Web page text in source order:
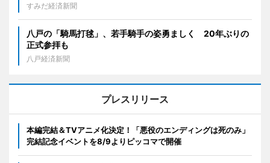
すみだ経済新聞
八戸の「騎馬打毬」、若手騎手の姿勇ましく 20年ぶりの
正式参拝も
八戸経済新聞
プレスリリース
本編完結＆TVアニメ化決定！「悪役のエンディングは死のみ」
完結記念イベントを8/9よりピッコマで開催